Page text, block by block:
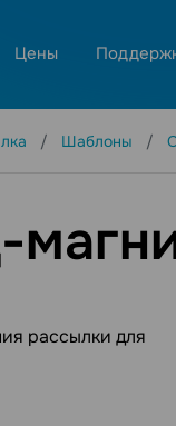
Цены
Шаблоны
рассылки для